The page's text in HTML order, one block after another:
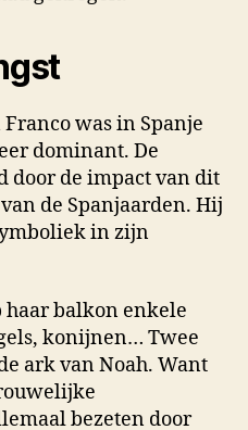
was in Spanje
dominant. De
door de impact van dit
de Spanjaarden. Hij
in zijn
haar balkon enkele
konijnen… Twee
ark van Noah. Want
bezeten door